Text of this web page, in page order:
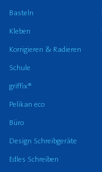
Basteln
Kleben
Korrigieren & Radieren
Schule
griffix®
Pelikan eco
Büro
Design Schreibgeräte
Edles Schreiben